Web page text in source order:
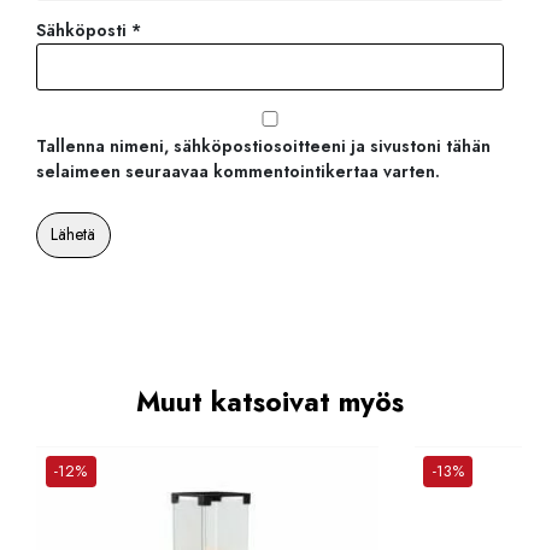
Sähköposti *
Tallenna nimeni, sähköpostiosoitteeni ja sivustoni tähän
selaimeen seuraavaa kommentointikertaa varten.
Muut katsoivat myös
-12% -13%